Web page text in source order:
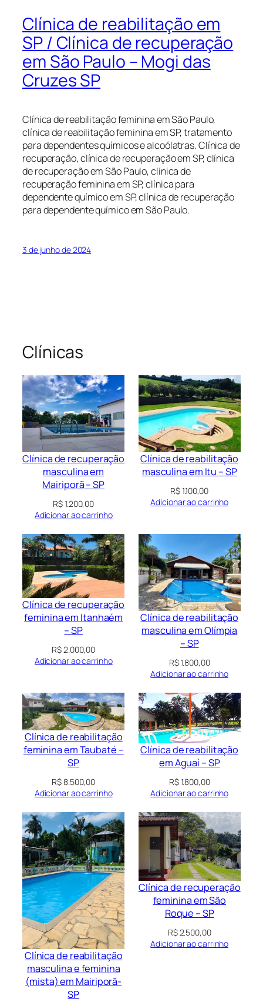
Clínica de reabilitação em
SP / Clínica de recuperação
em São Paulo – Mogi das
Cruzes SP
Clínica de reabilitação feminina em São Paulo,
clínica de reabilitação feminina em SP, tratamento
para dependentes químicos e alcoólatras. Clínica de
recuperação, clínica de recuperação em SP, clínica
de recuperação em São Paulo, clínica de
recuperação feminina em SP, clínica para
dependente químico em SP, clínica de recuperação
para dependente químico em São Paulo.
3 de junho de 2024
Clínicas
Clínica de recuperação
masculina em
Mairiporã – SP
R$1.200,00
Adicionar ao carrinho
Clínica de reabilitação
masculina em Itu – SP
R$1.100,00
Adicionar ao carrinho
Clínica de recuperação
feminina em Itanhaém
– SP
R$2.000,00
Adicionar ao carrinho
Clínica de reabilitação
masculina em Olímpia
– SP
R$1.800,00
Adicionar ao carrinho
Clínica de reabilitação
feminina em Taubaté –
SP
R$8.500,00
Adicionar ao carrinho
Clínica de reabilitação
em Aguaí – SP
R$1.800,00
Adicionar ao carrinho
Clínica de reabilitação
masculina e feminina
(mista) em Mairiporã-
SP
Clínica de recuperação
feminina em São
Roque – SP
R$2.500,00
Adicionar ao carrinho